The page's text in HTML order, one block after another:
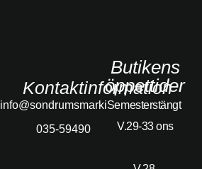
Kontaktinformation
info@sondrumsmarkis.se
035-59490
Butikens
öppettider
Semesterstängt
V.29-33 ons